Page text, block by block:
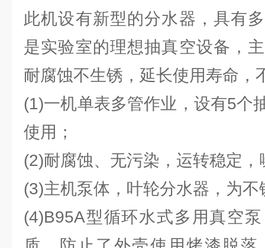
此机设有新型的分水器，具有
是实验室的理想抽真空设备，
耐腐蚀不生锈，延长使用寿命，
(1)一机单表多管作业，设有5个
使用；
(2)耐腐蚀、无污染，运转稳定
(3)主机泵体，叶轮分水器，为不
(4)B95A型循环水式多用真空